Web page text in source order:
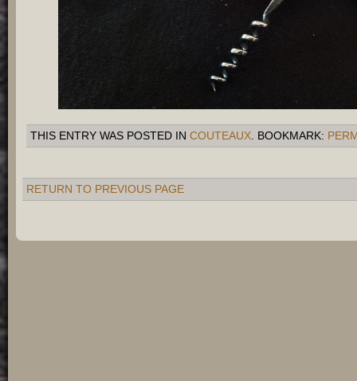
THIS ENTRY WAS POSTED IN COUTEAUX. BOOKMARK:
RETURN TO PREVIOUS PAGE